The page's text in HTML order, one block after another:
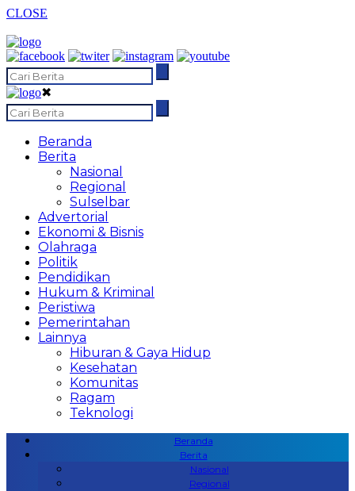
CLOSE
✖
Beranda
Berita
Nasional
Regional
Sulselbar
Advertorial
Ekonomi & Bisnis
Olahraga
Politik
Pendidikan
Hukum & Kriminal
Peristiwa
Pemerintahan
Lainnya
Hiburan & Gaya Hidup
Kesehatan
Komunitas
Ragam
Teknologi
Beranda
Berita
Nasional
Regional